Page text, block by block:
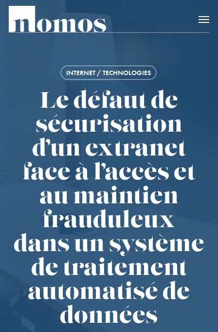
Skip
main
Accès rapide
INTERNET / TECHNOLOGIES
Le défaut de
sécurisation
d’un extranet
face à l’accès et
au maintien
frauduleux
dans un système
de traitement
automatisé de
données